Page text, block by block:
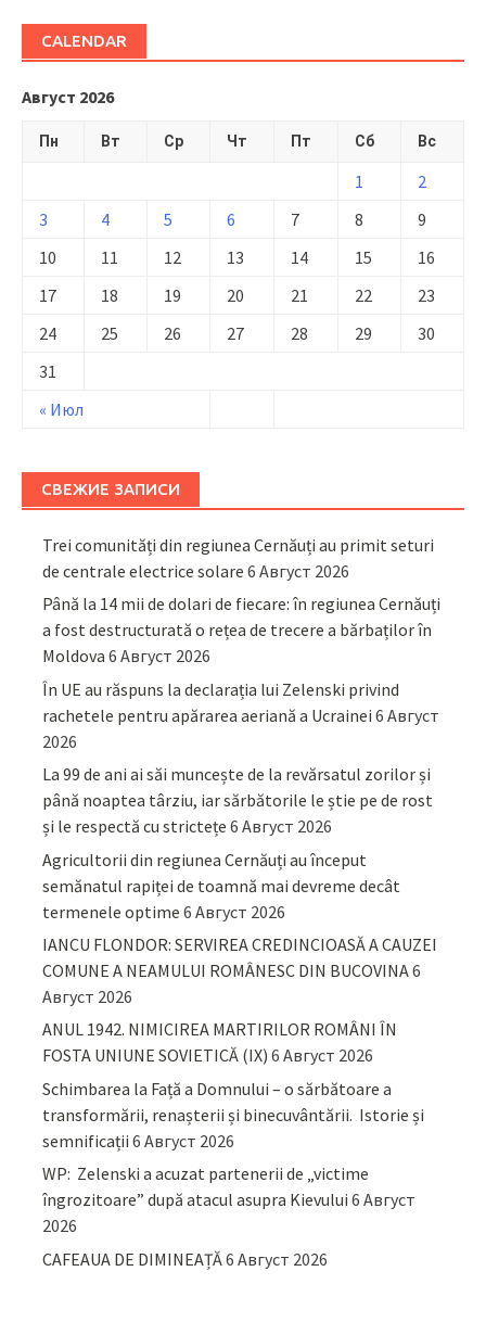
CALENDAR
Август 2026
Пн Вт Ср Чт Пт Сб Вс
« Июл
1
2
3
4 5 6 7 8
9
10
11 12 13 14 15
16
17
18 19 20 21 22
23
24
25 26 27 28 29
30
31
СВЕЖИЕ ЗАПИСИ
Trei comunități din regiunea Cernăuți au primit seturi
de centrale electrice solare 6 Август 2026
Până la 14 mii de dolari de fiecare: în regiunea Cernăuți
a fost destructurată o rețea de trecere a bărbaților în
Moldova 6 Август 2026
În UE au răspuns la declarația lui Zelenski privind
rachetele pentru apărarea aeriană a Ucrainei 6 Август
2026
La 99 de ani ai săi muncește de la revărsatul zorilor și
până noaptea târziu, iar sărbătorile le știe pe de rost
și le respectă cu strictețe 6 Август 2026
Agricultorii din regiunea Cernăuți au început
semănatul rapiței de toamnă mai devreme decât
termenele optime 6 Август 2026
IANCU FLONDOR: SERVIREA CREDINCIOASĂ A CAUZEI
COMUNE A NEAMULUI ROMÂNESC DIN BUCOVINA6
Август 2026
ANUL 1942. NIMICIREA MARTIRILOR ROMÂNI ÎN
FOSTA UNIUNE SOVIETICĂ (IX) 6 Август 2026
Schimbarea la Față a Domnului – o sărbătoare a
transformării, renașterii și binecuvântării. Istorie și
semnificații 6 Август 2026
WP: Zelenski a acuzat partenerii de „victime
îngrozitoare” după atacul asupra Kievului 6 Август
2026
CAFEAUA DE DIMINEAȚĂ6 Август 2026